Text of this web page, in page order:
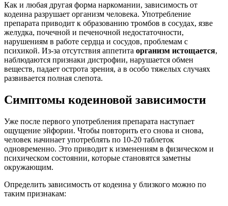
Как и любая другая форма наркомании, зависимость от
кодеина разрушает организм человека. Употребление
препарата приводит к образованию тромбов в сосудах, язве
желудка, почечной и печеночной недостаточности,
нарушениям в работе сердца и сосудов, проблемам с
психикой. Из-за отсутствия аппетита организм истощается,
наблюдаются признаки дистрофии, нарушается обмен
веществ, падает острота зрения, а в особо тяжелых случаях
развивается полная слепота.
Симптомы кодеиновой зависимости
Уже после первого употребления препарата наступает
ощущение эйфории. Чтобы повторить его снова и снова,
человек начинает употреблять по 10-20 таблеток
одновременно. Это приводит к изменениям в физическом и
психическом состоянии, которые становятся заметны
окружающим.
Определить зависимость от кодеина у близкого можно по
таким признакам: